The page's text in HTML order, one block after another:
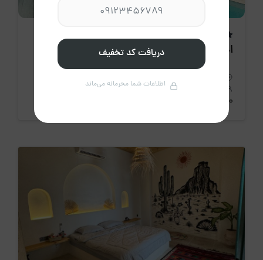
اقامتگاه جدید
اجاره روزانه ویلا دو خواب کوکو - قشم
80 متر
11،000،000 تومان
دریافت کد تخفیف
اطلاعات شما محرمانه می‌ماند